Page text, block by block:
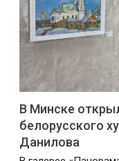
В Минске
белорусского
Данилова